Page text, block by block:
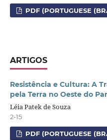
PDF (PORTUGUESE
ARTIGOS
Resistência e Cultura: A
pela Terra no Oeste do
Léia Patek de Souza
2-15
PDF (PORTUGUESE